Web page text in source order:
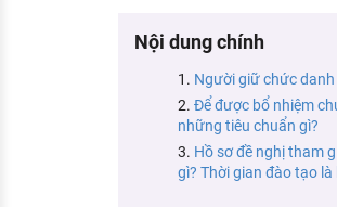
Kỹ năng nghề nghiệp
HƯỚNG NGHIỆP VIỆC LÀM
Đặc trưng từng nghề
Nội dung chính
Người giữ chức
Để được bổ nhiệm
những tiêu chuẩn gì?
Hồ sơ đề nghị tham
gì? Thời gian đào tạo là